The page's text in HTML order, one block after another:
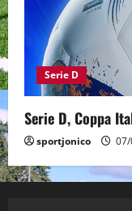
Serie D
Serie D, Coppa
sportjonico